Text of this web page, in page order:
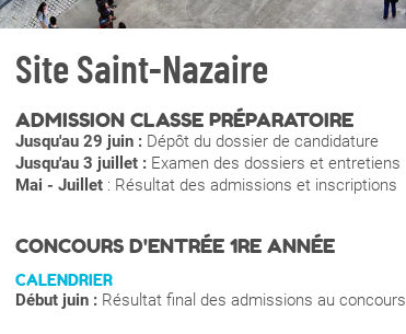
Site Saint-Nazaire
ADMISSION CLASSE PRÉPARATOIRE
Jusqu'au 29 juin : Dépôt du dossier de candidature
Jusqu'au 3 juillet : Examen des dossiers et entretiens
Mai - Juillet : Résultat des admissions et inscriptions
CONCOURS D'ENTRÉE 1RE ANNÉE
CALENDRIER
Début juin : Résultat final des admissions au concours